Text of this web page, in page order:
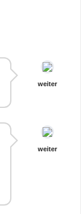
weiter
weiter